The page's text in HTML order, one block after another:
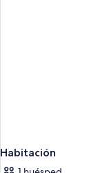
Habitación